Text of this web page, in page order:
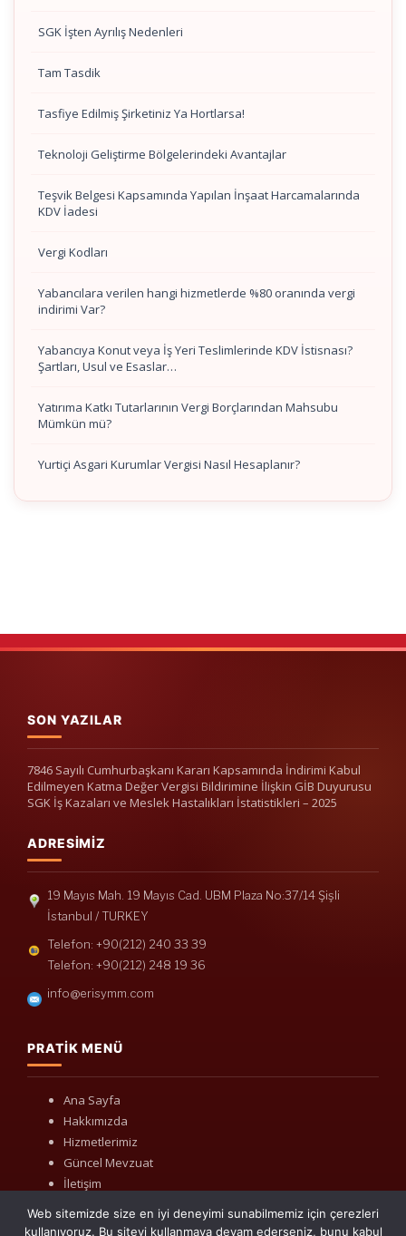
SGK İşten Ayrılış Nedenleri
Tam Tasdik
Tasfiye Edilmiş Şirketiniz Ya Hortlarsa!
Teknoloji Geliştirme Bölgelerindeki Avantajlar
Teşvik Belgesi Kapsamında Yapılan İnşaat Harcamalarında
KDV İadesi
Vergi Kodları
Yabancılara verilen hangi hizmetlerde %80 oranında vergi
indirimi Var?
Yabancıya Konut veya İş Yeri Teslimlerinde KDV İstisnası?
Şartları, Usul ve Esaslar…
Yatırıma Katkı Tutarlarının Vergi Borçlarından Mahsubu
Mümkün mü?
Yurtiçi Asgari Kurumlar Vergisi Nasıl Hesaplanır?
SON YAZILAR
7846 Sayılı Cumhurbaşkanı Kararı Kapsamında İndirimi Kabul
Edilmeyen Katma Değer Vergisi Bildirimine İlişkin GİB Duyurusu
SGK İş Kazaları ve Meslek Hastalıkları İstatistikleri – 2025
ADRESIMIZ
19 Mayıs Mah. 19 Mayıs Cad. UBM Plaza No:37/14 Şişli
İstanbul / TURKEY
Telefon: +90(212) 240 33 39
Telefon: +90(212) 248 19 36
info@erisymm.com
PRATIK MENÜ
Ana Sayfa
Hakkımızda
Hizmetlerimiz
Güncel Mevzuat
İletişim
Web sitemizde size en iyi deneyimi sunabilmemiz için çerezleri
kullanıyoruz. Bu siteyi kullanmaya devam ederseniz, bunu kabul